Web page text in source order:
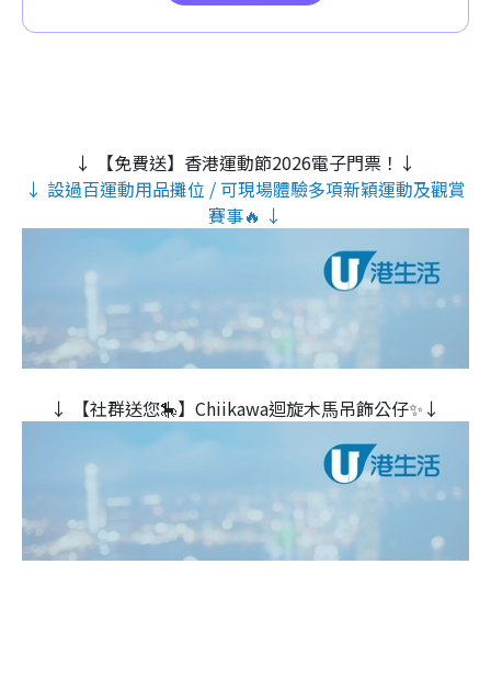
↓ 【免費送】香港運動節2026電子門票！↓
↓ 設過百運動用品攤位 / 可現場體驗多項新穎運動及觀賞
賽事🔥 ↓
↓ 【社群送您🎠】Chiikawa迴旋木⾺吊飾公仔✨↓